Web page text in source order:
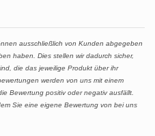
ausschließlich von Kunden abgegeben
haben. Dies stellen wir dadurch sicher,
die das jeweilige Produkt über ihr
werden von uns mit einem
Bewertung positiv oder negativ ausfällt.
Sie eine eigene Bewertung von bei uns